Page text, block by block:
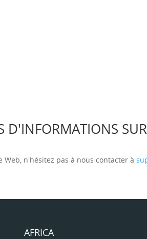
n'hésitez pas à nous contacter à
AFRICA